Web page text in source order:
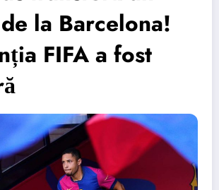
la Barcelona!
FIFA a fost